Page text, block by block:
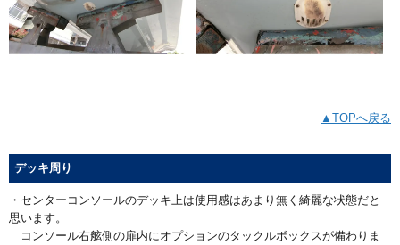
▲TOPへ戻る
デッキ周り
・センターコンソールのデッキ上は使用感はあまり無く綺麗な状態だと
思います。
コンソール右舷側の扉内にオプションのタックルボックスが備わりま